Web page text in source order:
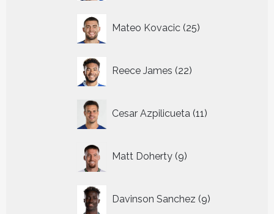
Mateo Kovacic 25
producten
Reece James 22
producten
Cesar Azpilicueta 11
producten
Matt Doherty 9
producten
Davinson Sanchez 9
producten